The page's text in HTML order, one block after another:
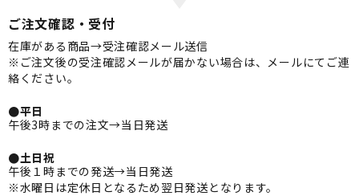
ご注文確認・受付
在庫がある商品→受注確認メール送信
※ご注文後の受注確認メールが届かない場合は、メールにてご連
絡ください。
●平日
午後3時までの注文→当日発送
●土日祝
午後１時までの発送→当日発送
※水曜日は定休日となるため翌日発送となります。